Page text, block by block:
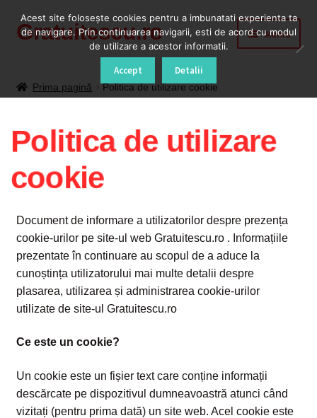
Sari
Sari
Gratuitescu.ro Meniu
Cod Deblocare Radio, Decodare Casetofon Auto
Contact
Contul meu
Coș
Despre
Plată
Prima pagină Politica de utilizare cookie
Politica de utilizare
cookie
Document de informare a utilizatorilor despre prezența
cookie-urilor pe site-ul web Gratuitescu.ro . Informațiile
prezentate în continuare au scopul de a aduce la
cunoștința utilizatorului mai multe detalii despre
plasarea, utilizarea și administrarea cookie-urilor
utilizate de site-ul Gratuitescu.ro
Ce este un cookie?
Un cookie este un fișier text care conține informații
descărcate pe dispozitivul dumneavoastră atunci când
vizitați (pentru prima dată) un site web. Acel cookie este
Acest site foloseşte cookies pentru a imbunatati experienta ta
de navigare. Prin continuarea navigarii, esti de acord cu modul
de utilizare a acestor informatii.
Accept Detalii